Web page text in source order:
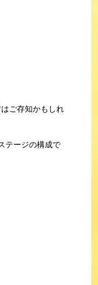
ご存知かもしれ
テージの構成で